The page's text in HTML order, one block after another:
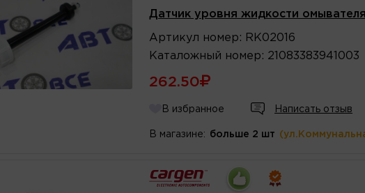
Датчик уровня жидкости
Артикул номер : RK02016
Каталожный номер : 21083383941003
262.50
В избранное Написать отзыв
В магазине: больше 2 шт